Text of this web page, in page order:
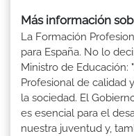
Más información
La Formación
para España. No lo
Ministro de Educación:
Profesional de calidad
la sociedad. El
es esencial para el
nuestra juventud y,